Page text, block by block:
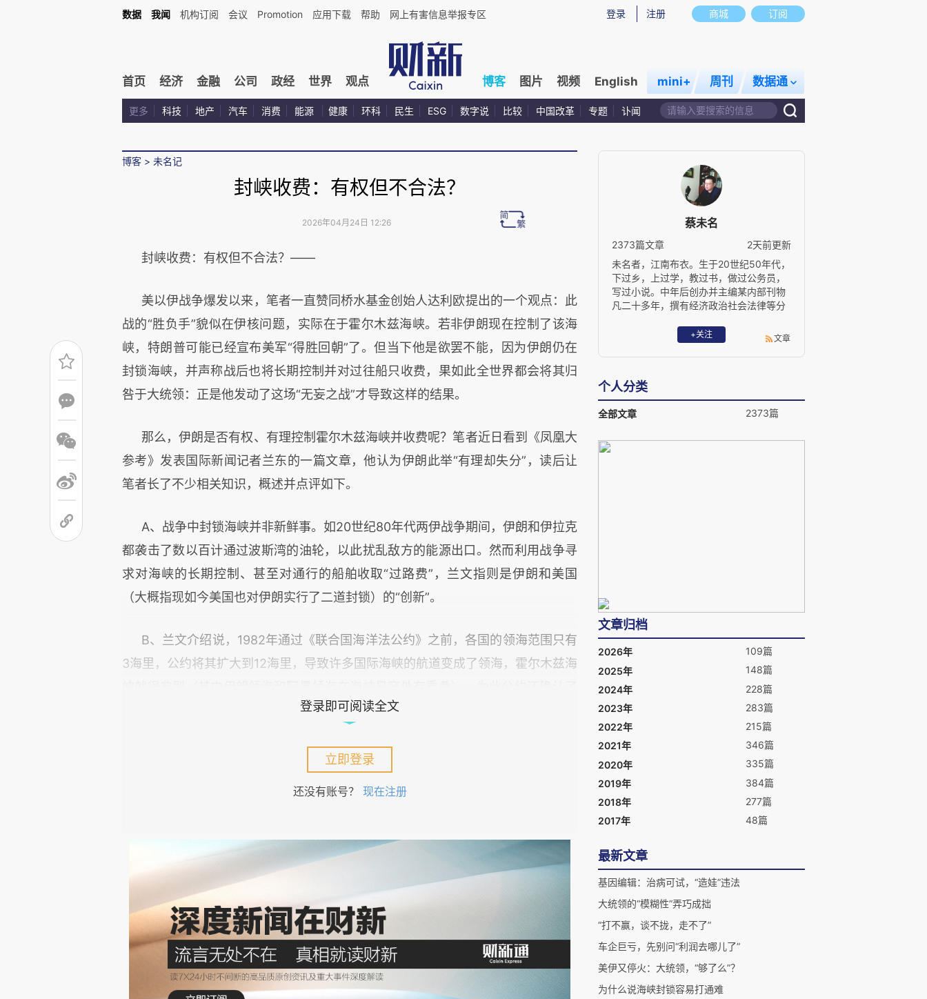
商城 订阅
登录 注册
数据 我闻 机构订阅 会议 Promotion 应用下载 帮助 网上有害信息举报专区
首页 经济 金融 公司 政经 世界 观点 博客 图片 视频 English mini+ 周刊 数据通
更多 科技 地产 汽车 消费 能源 健康 环科 民生 ESG 数字说 比较 中国改革 专题 讣闻
博客 > 未名记
封峡收费：有权但不合法？
2026年04月24日 12:26
封峡收费：有权但不合法？——
美以伊战争爆发以来，笔者一直赞同桥水基金创始人达利欧提出的一个观点：此
战的“胜负手”貌似在伊核问题，实际在于霍尔木兹海峡。若非伊朗现在控制了该海
峡，特朗普可能已经宣布美军“得胜回朝”了。但当下他是欲罢不能，因为伊朗仍在
封锁海峡，并声称战后也将长期控制并对过往船只收费，果如此全世界都会将其归
咎于大统领：正是他发动了这场“无妄之战”才导致这样的结果。
那么，伊朗是否有权、有理控制霍尔木兹海峡并收费呢？笔者近日看到《凤凰大
参考》发表国际新闻记者兰东的一篇文章，他认为伊朗此举“有理却失分”，读后让
笔者长了不少相关知识，概述并点评如下。
A、 战争中封锁海峡并非新鲜事。如20世纪80年代两伊战争期间，伊朗和伊拉克
都袭击了数以百计通过波斯湾的油轮，以此扰乱敌方的能源出口。然而利用战争寻
求对海峡的长期控制、甚至对通行的船舶收取“过路费”，兰文指则是伊朗和美国
（大概指现如今美国也对伊朗实行了二道封锁）的“创新”。
B、兰文介绍说，1982年通过《联合国海洋法公约》之前，各国的领海范围只有
3海里，公约将其扩大到12海里，导致许多国际海峡的航道变成了领海，霍尔木兹海
“过境通过权”以求得平衡，即规定所有船舶和飞机均有不受妨碍、不得中止地通过
C、兰文指出，《海洋法公约》的缔约过程就是一场“扩大领海”与“保障自由航
行”的博弈。这其中存在三个不同的利益集团：拥有全球利益的海洋大国自然主张保
希望拥有对海峡的控制力。因此作为海峡国的伊朗一直没有批准加入公约。据笔者
所知，美国也不是海洋法签约国，而现在恰恰是这两个非签约国在霍尔木兹海峡的
通航问题上发生冲突，双方都不把公约当回事。
D、美国宣称“过境通过权”属于习惯国际法，大概是指“过境通过权”已是“约定俗
成”。然而由于并伊朗不是《海洋法公约》的签约国，历史上又一直反对“过境通过
权”，故而自认为不受所谓习惯法的约束。兰文介绍美国海军战争学院的一位教授詹
登录即可阅读全文
立即登录
还没有账号？ 现在注册
蔡未名
2373篇文章
2天前更新
未名者，江南布衣。生于20世纪50年代，
下过乡，上过学，教过书，做过公务员，
写过小说。中年后创办并主编某内部刊物
凡二十多年，撰有经济政治社会法律等分
间一寓，远离城市喧嚣。2017年开始撰写
博客，每周一文，2018年7月开始每日兼
发微博。发挥余热，防止痴呆，只事耕
不知我者谓我何求也。 电子邮箱：
wmc529@sina.com 欢迎关注我的微信公
众号：未名周记（每周一发布）
+关注 文章
个人分类
全部文章 2373篇
文章归档
2026年
109篇
2025年
148篇
2024年
228篇
2023年
283篇
2022年
215篇
2021年
346篇
2020年
335篇
2019年
384篇
2018年
277篇
2017年
48篇
最新文章
基因编辑：治病可试，“造娃”违法
大统领的“模糊性”弄巧成拙
“打不赢，谈不拢，走不了”
车企巨亏，先别问“利润去哪儿了”
美伊又停火：大统领，“够了么”？
为什么说海峡封锁容易打通难